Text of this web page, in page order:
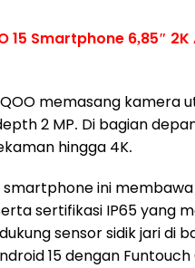
15 Smartphone 6,85″
memasang kamera
2 MP. Di bagian
hingga 4K.
ini
sertifikasi IP65
sensor sidik jari di
15 dengan Funtouch